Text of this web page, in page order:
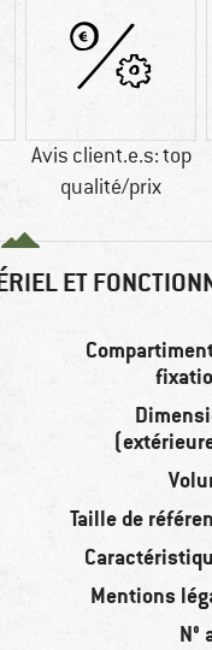
Avis client.e.s: top
qualité/prix
ET
Taille de
Mentions
N°